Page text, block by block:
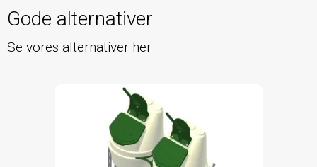
Gode alternativer
Se vores alternativer her